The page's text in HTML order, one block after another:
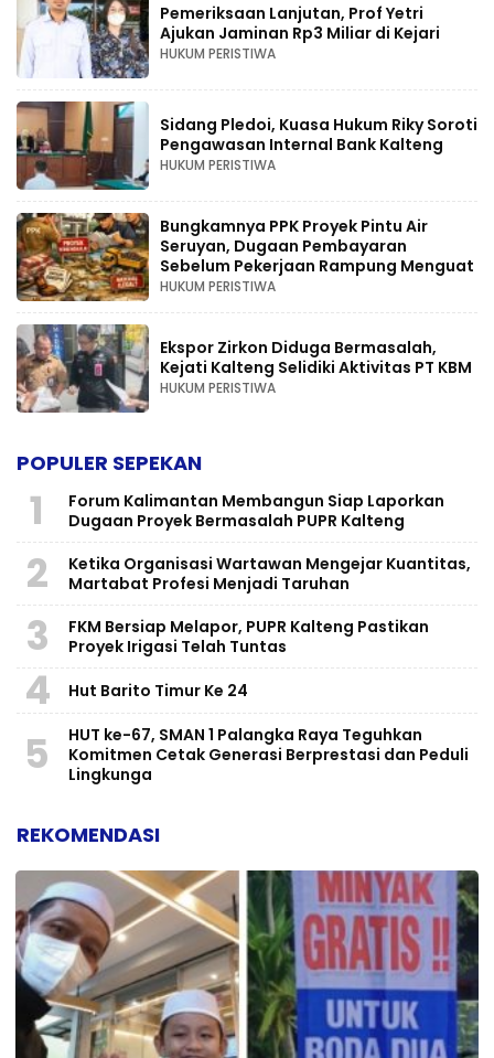
Pemeriksaan Lanjutan, Prof Yetri
Ajukan Jaminan Rp3 Miliar di Kejari
HUKUM PERISTIWA
Sidang Pledoi, Kuasa Hukum Riky Soroti
Pengawasan Internal Bank Kalteng
HUKUM PERISTIWA
Bungkamnya PPK Proyek Pintu Air
Seruyan, Dugaan Pembayaran
Sebelum Pekerjaan Rampung Menguat
HUKUM PERISTIWA
Ekspor Zirkon Diduga Bermasalah,
Kejati Kalteng Selidiki Aktivitas PT KBM
HUKUM PERISTIWA
POPULER SEPEKAN
1
Forum Kalimantan Membangun Siap Laporkan
Dugaan Proyek Bermasalah PUPR Kalteng
2
Ketika Organisasi Wartawan Mengejar Kuantitas,
Martabat Profesi Menjadi Taruhan
3
FKM Bersiap Melapor, PUPR Kalteng Pastikan
Proyek Irigasi Telah Tuntas
4 Hut Barito Timur Ke 24
5
HUT ke-67, SMAN 1 Palangka Raya Teguhkan
Komitmen Cetak Generasi Berprestasi dan Peduli
Lingkunga
REKOMENDASI